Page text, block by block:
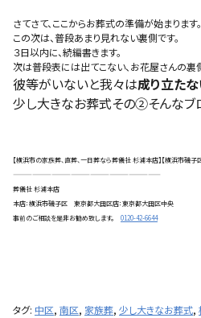
さてさて、ここからお葬式の準備が始まります。
この次は、普段あまり見れない裏側です。
３日以内に、続編書きます。
次は普段表には出てこない、お花屋さんの裏
彼等がいないと我々は成り立た
少し大きなお葬式その②そんなブ
【横浜市の家族葬、直葬、一日葬なら葬儀社 杉浦本店】【横浜市磯
———————————————————————
葬儀社 杉浦本店
本店：横浜市磯子区 東京都大田区店：東京都大田区中央
事前のご相談を是非お勧め致します。 0120-42-6644
タグ: 中区, 南区, 家族葬, 少し大きなお葬式,